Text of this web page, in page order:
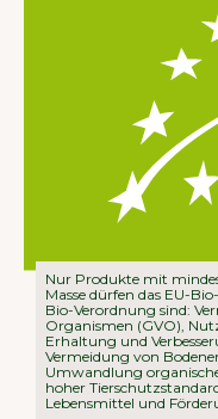
Nur Produkte mit
Masse dürfen das EU-
Bio-Verordnung sind:
Organismen (GVO),
Erhaltung und
Vermeidung von
Umwandlung
hoher
Lebensmittel und